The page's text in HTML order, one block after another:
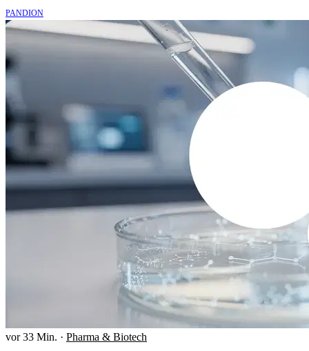
PANDION
vor 33 Min. · Pharma & Biotech